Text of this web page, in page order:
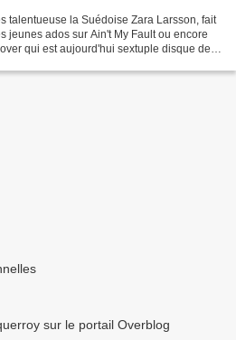
talentueuse la Suédoise Zara Larsson, fait
jeunes ados sur Ain't My Fault ou encore
qui est aujourd'hui sextuple disque de
sur le portail Overblog